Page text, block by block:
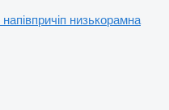
низькорамна